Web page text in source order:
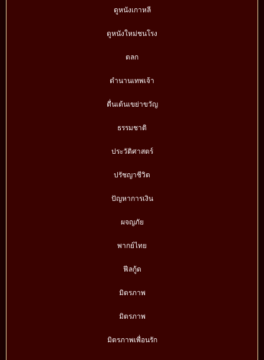
ดูหนังเกาหลี
ดูหนังใหม่ชนโรง
ตลก
ตำนานเทพเจ้า
ตื่นเต้นเขย่าขวัญ
ธรรมชาติ
ประวัติศาสตร์
ปรัชญาชีวิต
ปัญหาการเงิน
ผจญภัย
พากย์ไทย
ฟีลกู้ด
มิตรภาพ
มิตรภาพ
มิตรภาพเพื่อนรัก